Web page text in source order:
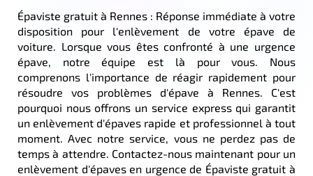
Épaviste gratuit à Rennes : Réponse immédiate à votre
disposition pour l'enlèvement de votre épave de
voiture. Lorsque vous êtes confronté à une urgence
épave, notre équipe est là pour vous. Nous
comprenons l'importance de réagir rapidement pour
résoudre vos problèmes d'épave à Rennes. C'est
pourquoi nous offrons un service express qui garantit
un enlèvement d'épaves rapide et professionnel à tout
moment. Avec notre service, vous ne perdez pas de
temps à attendre. Contactez-nous maintenant pour un
enlèvement d'épaves en urgence de Épaviste gratuit à